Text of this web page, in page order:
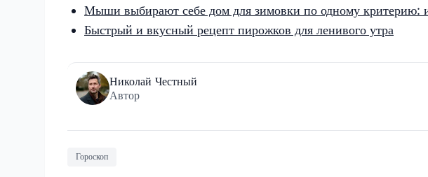
Мыши выбирают себе дом для зимовки по одному критерию:
Быстрый и вкусный рецепт пирожков для ленивого утра
Николай Честный
Автор
Гороскоп